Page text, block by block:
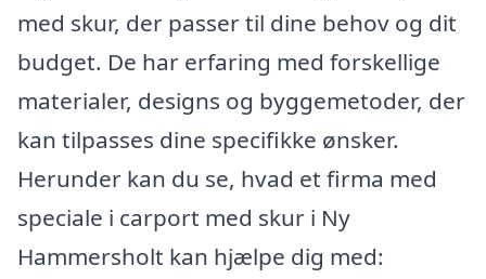
med skur, der passer til dine behov og dit
budget. De har erfaring med forskellige
materialer, designs og byggemetoder, der
kan tilpasses dine specifikke ønsker.
Herunder kan du se, hvad et firma med
speciale i carport med skur i Ny
Hammersholt kan hjælpe dig med: